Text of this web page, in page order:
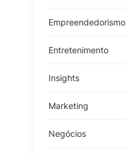
Empreendedorismo
Entretenimento
Insights
Marketing
Negócios